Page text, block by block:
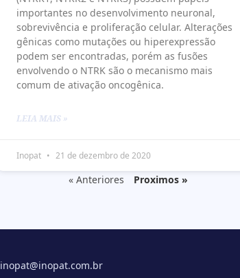
importantes no desenvolvimento neuronal,
sobrevivência e proliferação celular. Alterações
gênicas como mutações ou hiperexpressão
podem ser encontradas, porém as fusões
envolvendo o NTRK são o mecanismo mais
comum de ativação oncogênica.
LEIA MAIS »
Inopat 21 de dezembro de 2020
« Anteriores Proximos »
inopat@inopat.com.br